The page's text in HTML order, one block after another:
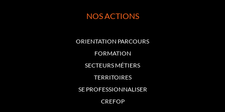
NOS ACTIONS
ORIENTATION PARCOURS
FORMATION
SECTEURS MÉTIERS
TERRITOIRES
SE PROFESSIONNALISER
CREFOP